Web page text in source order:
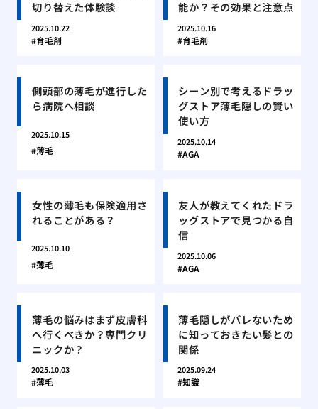
切り替えた体験談
2025.10.22
育毛剤
能か？その効果と注意点
2025.10.16
育毛剤
側頭部の薄毛が進行した
ら病院へ相談
2025.10.15
薄毛
シーン別で考えるドラッ
グストア薄毛隠しの賢い
使い方
2025.10.14
AGA
女性の薄毛も保険適用さ
れることがある？
2025.10.10
薄毛
友人が教えてくれたドラ
ッグストアで見つかる自
信
2025.10.06
AGA
薄毛の悩みはまず皮膚科
へ行くべきか？専門クリ
ニックか？
2025.10.03
薄毛
薄毛隠しがバレないため
に知っておきたい髪との
関係
2025.09.24
知識